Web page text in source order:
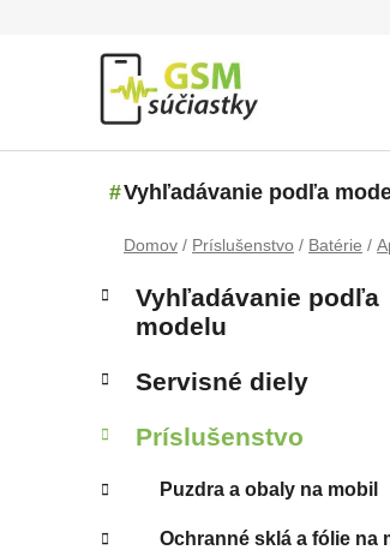
Vyhľadávanie podľa
Domov / Príslušenstvo / Batérie /
Bočný panel
Kategórie
Vyhľadávanie podľa
modelu
Servisné diely
Príslušenstvo
Puzdra a obaly na mobil
Ochranné sklá a fólie na